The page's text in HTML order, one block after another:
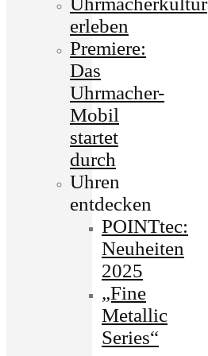
erleben
Premiere:
Das
Uhrmacher-
Mobil
startet
durch
Uhren
entdecken
POINTtec:
Neuheiten
2025
„Fine
Metallic
Series“